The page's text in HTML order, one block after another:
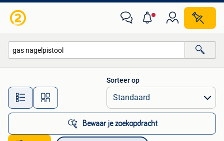
Alle afstanden…
Sorteer op
Bewaar je zoekopdracht